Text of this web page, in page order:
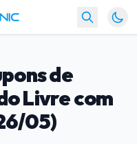
de
Livre com
05)